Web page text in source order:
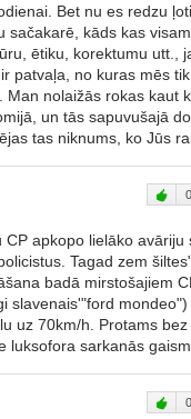
Bet nu es redzu
kāds kas
ētiku, korektumu utt.,
patvaļa, no kuras mēs
nolaižās rokas kaut
un tās sapuvušajā
tas niknums, ko Jūs
0
apkopo lielāko avāriju
Tagad zem
badā mirstošajiem
slavenais'"ford
uz 70km/h. Protams bez
luksofora sarkanās
0